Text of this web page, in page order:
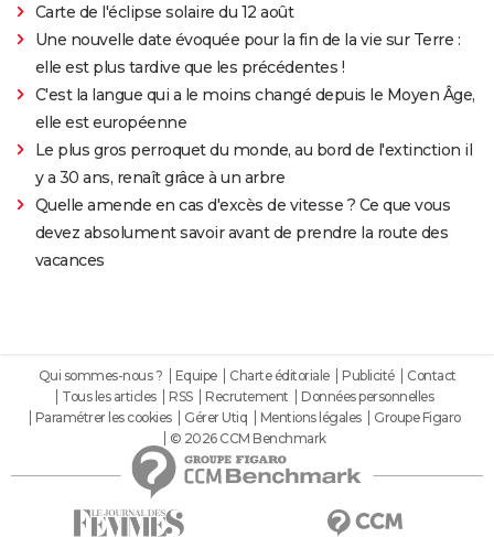
Carte de l'éclipse solaire du 12 août
Une nouvelle date évoquée pour la fin de la vie sur Terre :
elle est plus tardive que les précédentes !
C'est la langue qui a le moins changé depuis le Moyen Âge,
elle est européenne
Le plus gros perroquet du monde, au bord de l'extinction il
y a 30 ans, renaît grâce à un arbre
Quelle amende en cas d'excès de vitesse ? Ce que vous
devez absolument savoir avant de prendre la route des
vacances
Qui sommes-nous ? Equipe Charte éditoriale Publicité
Contact
Tous les articles
RSS Recrutement
Données personnelles
Paramétrer les cookies
Gérer Utiq Mentions légales
Groupe Figaro
© 2026 CCM Benchmark